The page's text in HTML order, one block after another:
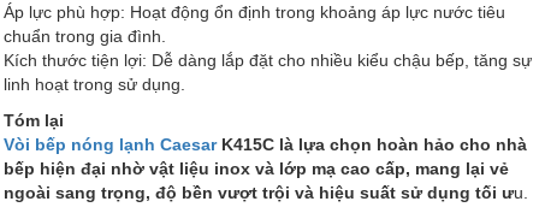
Áp lực phù hợp: Hoạt động ổn định trong khoảng áp lực nước tiêu
chuẩn trong gia đình.
Kích thước tiện lợi: Dễ dàng lắp đặt cho nhiều kiểu chậu bếp, tăng sự
linh hoạt trong sử dụng.
Tóm lại
Vòi bếp nóng lạnh CaesarK415C là lựa chọn hoàn hảo cho nhà
bếp hiện đại nhờ vật liệu inox và lớp mạ cao cấp, mang lại vẻ
ngoài sang trọng, độ bền vượt trội và hiệu suất sử dụng tối ưu.